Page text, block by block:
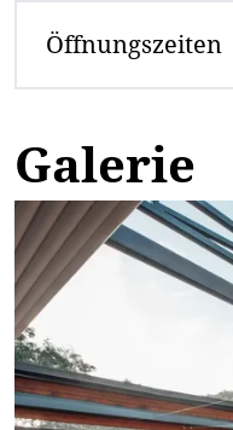
Öffnungszeiten
Galerie